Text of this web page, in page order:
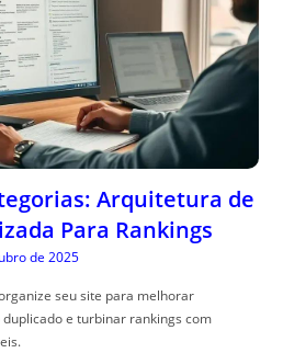
Arquitetura de
Para Rankings
de 2025
seu site para melhorar
e turbinar rankings com